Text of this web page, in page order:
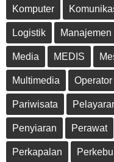
Komputer
Logistik Manajemen
Media MEDIS
Multimedia Operator
Pariwisata
Penyiaran Perawat
Perkapalan